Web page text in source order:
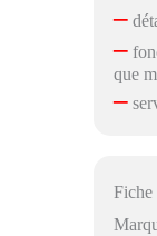
–
–
que
–
Fiche